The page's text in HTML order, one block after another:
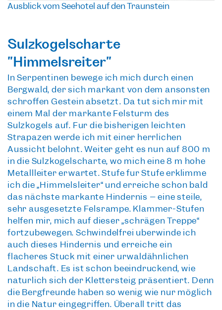
Ausblick vom Seehotel auf den Traunstein
Sulzkogelscharte
"Himmelsreiter"
In Serpentinen bewege ich mich durch einen
Bergwald, der sich markant von dem ansonsten
schroffen Gestein absetzt. Da tut sich mir mit
einem Mal der markante Felsturm des
Sulzkogels auf. Für die bisherigen leichten
Strapazen werde ich mit einer herrlichen
Aussicht belohnt. Weiter geht es nun auf 800 m
in die Sulzkogelscharte, wo mich eine 8 m hohe
Metallleiter erwartet. Stufe für Stufe erklimme
ich die „Himmelsleiter“ und erreiche schon bald
das nächste markante Hindernis – eine steile,
sehr ausgesetzte Felsrampe. Klammer-Stufen
helfen mir, mich auf dieser „schrägen Treppe“
fortzubewegen. Schwindelfrei überwinde ich
auch dieses Hindernis und erreiche ein
flacheres Stück mit einer urwaldähnlichen
Landschaft. Es ist schon beeindruckend, wie
natürlich sich der Klettersteig präsentiert. Denn
die Bergfreunde haben so wenig wie nur möglich
in die Natur eingegriffen. Überall tritt das